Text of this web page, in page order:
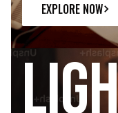
EXPLORE NOW